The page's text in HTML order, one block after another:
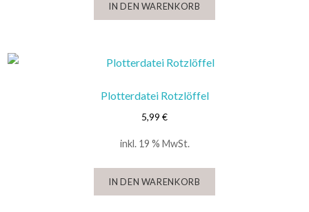
IN DEN WARENKORB
Plotterdatei Rotzlöffel
5,99 €
inkl. 19 % MwSt.
IN DEN WARENKORB